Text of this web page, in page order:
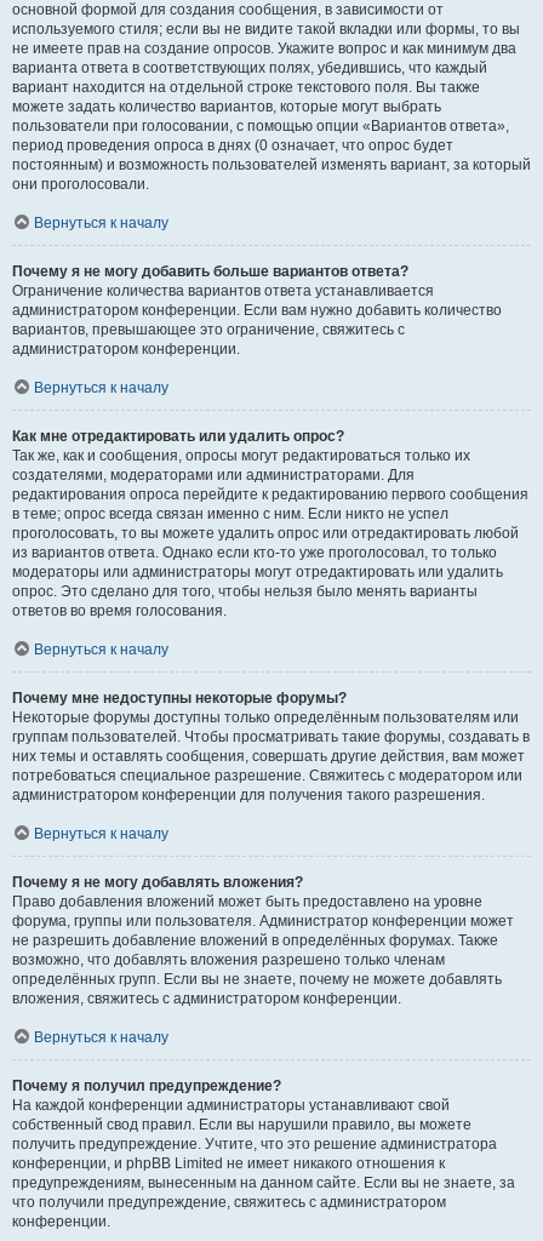
основной формой для создания сообщения, в зависимости от
используемого стиля; если вы не видите такой вкладки или формы, то вы
не имеете прав на создание опросов. Укажите вопрос и как минимум два
варианта ответа в соответствующих полях, убедившись, что каждый
вариант находится на отдельной строке текстового поля. Вы также
можете задать количество вариантов, которые могут выбрать
пользователи при голосовании, с помощью опции «Вариантов ответа»,
период проведения опроса в днях (0 означает, что опрос будет
постоянным) и возможность пользователей изменять вариант, за который
они проголосовали.
Вернуться к началу
Почему я не могу добавить больше вариантов ответа?
Ограничение количества вариантов ответа устанавливается
администратором конференции. Если вам нужно добавить количество
вариантов, превышающее это ограничение, свяжитесь с
администратором конференции.
Вернуться к началу
Как мне отредактировать или удалить опрос?
Так же, как и сообщения, опросы могут редактироваться только их
создателями, модераторами или администраторами. Для
редактирования опроса перейдите к редактированию первого сообщения
в теме; опрос всегда связан именно с ним. Если никто не успел
проголосовать, то вы можете удалить опрос или отредактировать любой
из вариантов ответа. Однако если кто-то уже проголосовал, то только
модераторы или администраторы могут отредактировать или удалить
опрос. Это сделано для того, чтобы нельзя было менять варианты
ответов во время голосования.
Вернуться к началу
Почему мне недоступны некоторые форумы?
Некоторые форумы доступны только определённым пользователям или
группам пользователей. Чтобы просматривать такие форумы, создавать в
них темы и оставлять сообщения, совершать другие действия, вам может
потребоваться специальное разрешение. Свяжитесь с модератором или
администратором конференции для получения такого разрешения.
Вернуться к началу
Почему я не могу добавлять вложения?
Право добавления вложений может быть предоставлено на уровне
форума, группы или пользователя. Администратор конференции может
не разрешить добавление вложений в определённых форумах. Также
возможно, что добавлять вложения разрешено только членам
определённых групп. Если вы не знаете, почему не можете добавлять
вложения, свяжитесь с администратором конференции.
Вернуться к началу
Почему я получил предупреждение?
На каждой конференции администраторы устанавливают свой
собственный свод правил. Если вы нарушили правило, вы можете
получить предупреждение. Учтите, что это решение администратора
конференции, и phpBB Limited не имеет никакого отношения к
предупреждениям, вынесенным на данном сайте. Если вы не знаете, за
что получили предупреждение, свяжитесь с администратором
конференции.